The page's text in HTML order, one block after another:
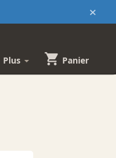
×
Plus Panier